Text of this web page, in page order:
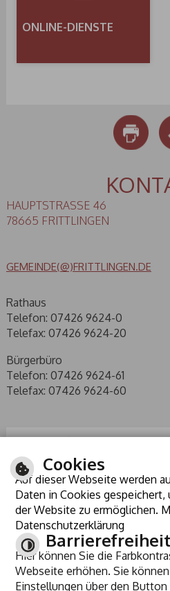
ONLINE-DIENSTE
NACH OBEN
HAUPTSTRASSE 46
78665 FRITTLINGEN
GEMEINDE(@)FRITTLINGEN.DE
Rathaus
Telefon: 07426 9624-0
Telefax: 07426 9624-20
Bürgerbüro
Telefon: 07426 9624-61
Telefax: 07426 9624-60
Cookies
Auf dieser Webseite werden
Daten in Cookies
der Website zu ermöglichen.
Datenschutzerklärung
Barrierefreiheit
Hier können Sie die
Webseite erhöhen. Sie
Einstellungen über den Button